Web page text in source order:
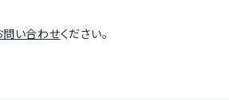
問い合わせください。